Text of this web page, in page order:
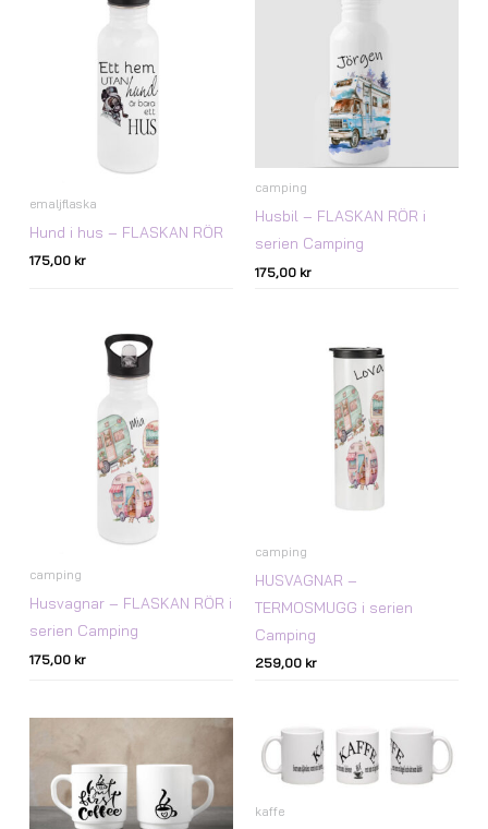
emaljflaska
Hund i hus – FLASKAN RÖR
175,00 kr
camping
Husbil – FLASKAN RÖR i
serien Camping
175,00 kr
camping
Husvagnar – FLASKAN RÖR i
serien Camping
175,00 kr
camping
HUSVAGNAR –
TERMOSMUGG i serien
Camping
259,00 kr
kaffe